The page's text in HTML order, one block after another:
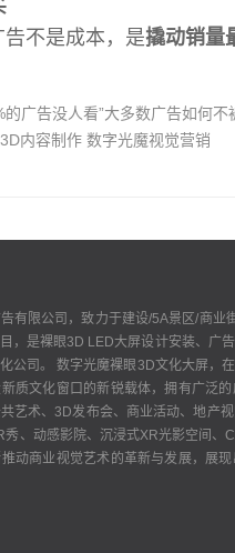
不是成本，是撬动销量
的广告没人看”大多数广告如何不
内容制作 数字光魔视觉营销
有限公司，致力于建设/5A景区/商业
，是裸眼3D LED大屏设计安装、广
公司。 数字光魔裸眼3D文化大屏，
质文化窗口的新锐载体，拥有广泛
艺术、3D发布会、商业活动、地产
秀、动感影院、沉浸式XR光影空间、
动商业视觉艺术的革新与发展，展